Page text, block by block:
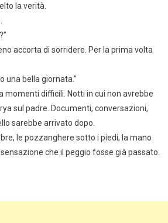
la verità.
accorta di sorridere. Per la prima volta
una bella giornata.”
momenti difficili. Notti in cui non avrebbe
sul padre. Documenti, conversazioni,
sarebbe arrivato dopo.
le pozzanghere sotto i piedi, la mano
che il peggio fosse già passato.